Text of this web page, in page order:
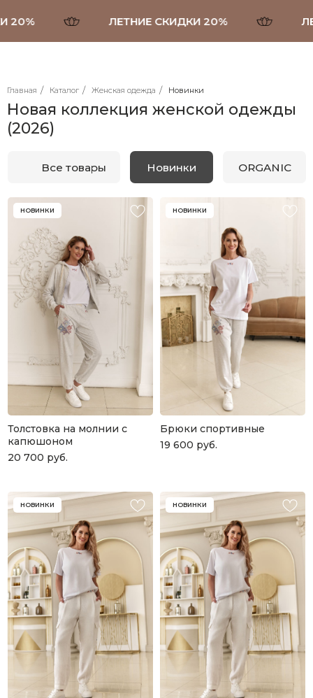
ЛЕТНИЕ СКИДКИ 20%
Главная / Каталог / Женская одежда / Новинки
Новая коллекция женской одежды
(2026)
Брюки, шорты
Новинки
НОВИНКИ
Толстовка на молнии с
капюшоном
20 700 руб.
НОВИНКИ
Брюки спортивные
19 600 руб.
НОВИНКИ НОВИНКИ